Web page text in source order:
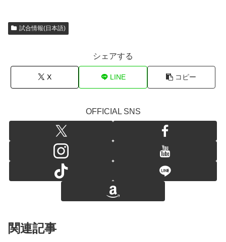
試合情報(日本語)
シェアする
X LINE コピー
OFFICIAL SNS
関連記事